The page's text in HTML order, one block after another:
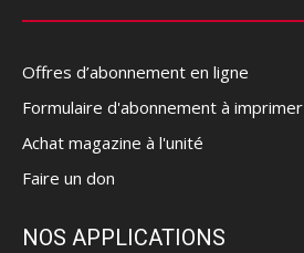
Offres d’abonnement en ligne
Formulaire d'abonnement à imprimer
Achat magazine à l'unité
Faire un don
NOS APPLICATIONS